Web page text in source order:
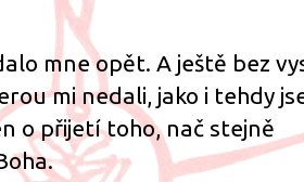
mne opět. A ještě bez
mi nedali, jako i tehdy
o přijetí toho, nač stejně